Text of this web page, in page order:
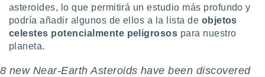
asteroides, lo que permitirá un estudio más profundo y
podría añadir algunos de ellos a la lista de objetos
celestes potencialmente peligrosos para nuestro
planeta.
8 new Near-Earth Asteroids have been discovered